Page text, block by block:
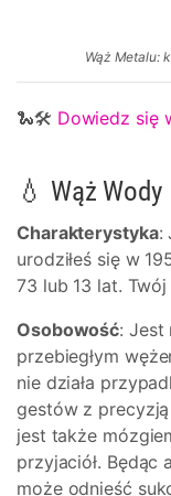
Wąż Metalu:
🐍🛠 Dowiedz się
💧 Wąż Wody
Charakterystyka:
urodziłeś się w
73 lub 13 lat.
Osobowość: Jest
przebiegłym
nie działa
gestów z
jest także
przyjaciół. Będąc
może odnieść